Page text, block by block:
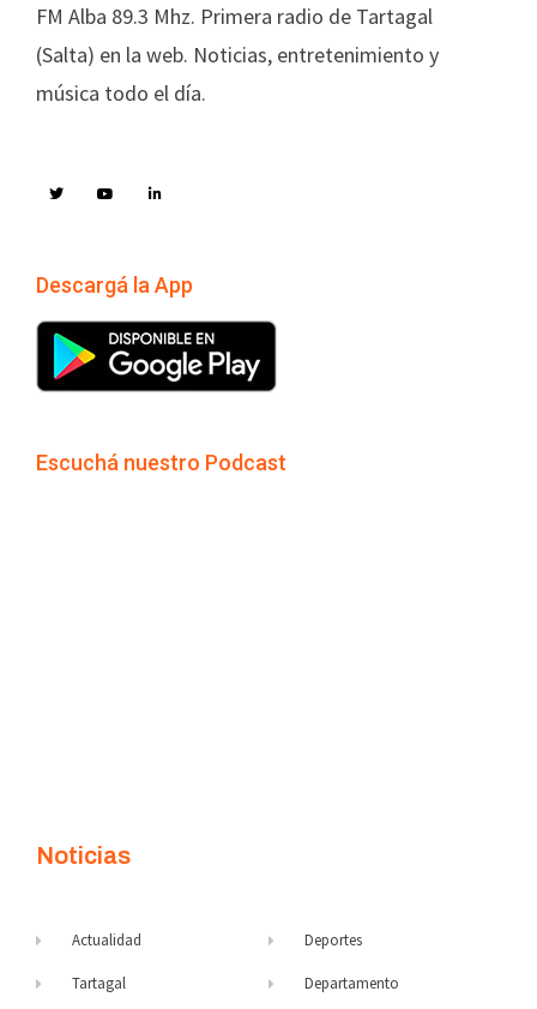
FM Alba 89.3 Mhz. Primera radio de Tartagal
(Salta) en la web. Noticias, entretenimiento y
música todo el día.
Descargá la App
Escuchá nuestro Podcast
Noticias
Actualidad
Tartagal
Deportes
Departamento